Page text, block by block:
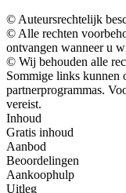
© Auteursrechtelijk
© Alle rechten
ontvangen wanneer u
© Wij behouden alle
Sommige links kunnen
partnerprogrammas.
vereist.
Inhoud
Gratis inhoud
Aanbod
Beoordelingen
Aankoophulp
Uitleg